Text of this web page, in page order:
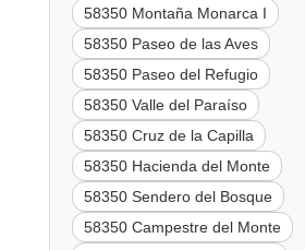
58350 Montaña Monarca I
58350 Paseo de las Aves
58350 Paseo del Refugio
58350 Valle del Paraíso
58350 Cruz de la Capilla
58350 Hacienda del Monte
58350 Sendero del Bosque
58350 Campestre del Monte